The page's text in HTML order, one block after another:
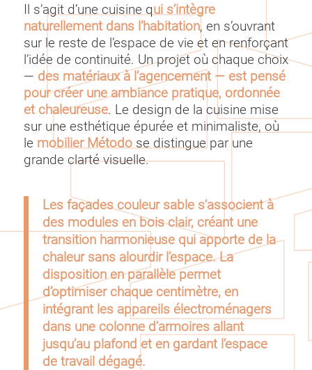
Il s’agit d’une cuisine qui s’intègre
naturellement dans l’habitation, en s’ouvrant
sur le reste de l’espace de vie et en renforçant
l’idée de continuité. Un projet où chaque choix
— des matériaux à l’agencement — est pensé
pour créer une ambiance pratique, ordonnée
et chaleureuse. Le design de la cuisine mise
sur une esthétique épurée et minimaliste, où
le mobilier Métodose distingue par une
grande clarté visuelle.
Les façades couleur sable s’associent à
des modules en bois clair, créant une
transition harmonieuse qui apporte de la
chaleur sans alourdir l’espace. La
disposition en parallèle permet
d’optimiser chaque centimètre, en
intégrant les appareils électroménagers
dans une colonne d’armoires allant
jusqu’au plafond et en gardant l’espace
de travail dégagé.